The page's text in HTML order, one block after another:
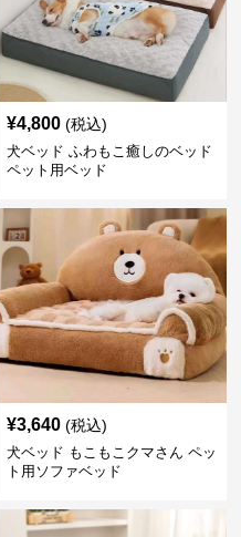
¥4,800 (税込)
犬ベッド ふわもこ癒しのベッド
ペット用ベッド
¥3,640 (税込)
犬ベッド もこもこクマさん ペッ
ト用ソファベッド